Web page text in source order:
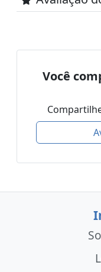
Você